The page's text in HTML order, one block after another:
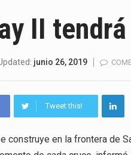
El gobierno de Estados
El Departamento de
La industria manufacturera de
II
junio 26, 2019
Tweet this!
construye en la frontera de